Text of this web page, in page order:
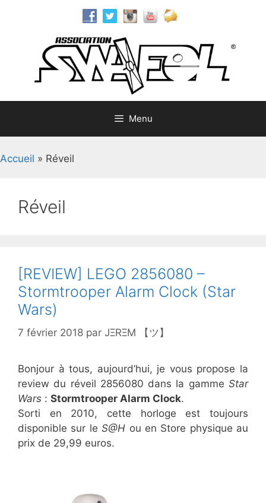
Menu
Accueil » Réveil
Réveil
[REVIEW] LEGO 2856080 –
Stormtrooper Alarm Clock (Star
Wars)
7 février 2018 par JΞRΞM 【ツ】
Bonjour à tous, aujourd’hui, je vous propose la
review du réveil 2856080 dans la gamme Star
Wars : Stormtrooper Alarm Clock.
Sorti en 2010, cette horloge est toujours
disponible sur leS@H ou en Store physique au
prix de 29,99 euros.